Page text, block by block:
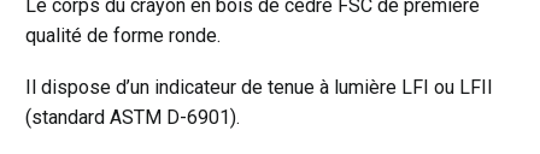
Le corps du crayon en bois de cèdre FSC de première
qualité de forme ronde.
Il dispose d’un indicateur de tenue à lumière LFI ou LFII
(standard ASTM D-6901).